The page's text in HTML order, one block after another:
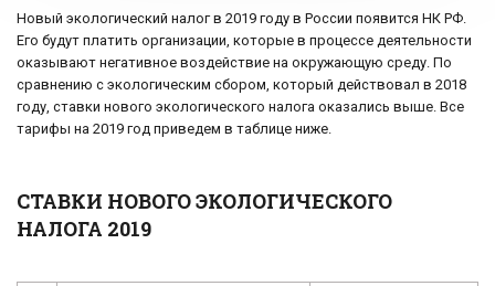
Новый экологический налог в 2019 году в России появится НК РФ.
Его будут платить организации, которые в процессе деятельности
оказывают негативное воздействие на окружающую среду. По
сравнению с экологическим сбором, который действовал в 2018
году, ставки нового экологического налога оказались выше. Все
тарифы на 2019 год приведем в таблице ниже.
СТАВКИ НОВОГО ЭКОЛОГИЧЕСКОГО
НАЛОГА 2019